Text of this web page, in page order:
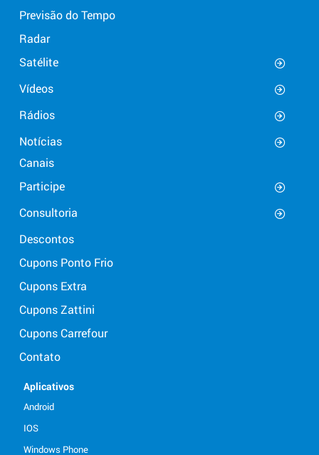
Previsão do Tempo
Radar
Satélite
Vídeos
Rádios
Notícias
Canais
Participe
Consultoria
Descontos
Cupons Ponto Frio
Cupons Extra
Cupons Zattini
Cupons Carrefour
Contato
Aplicativos
Android
IOS
Windows Phone